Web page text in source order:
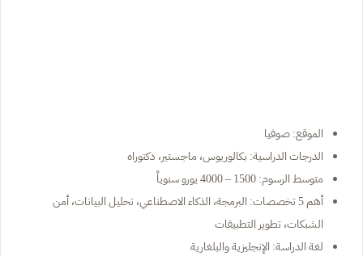
الموقع: صوفيا
الدرجات الدراسية: بكالوريوس، ماجستير، دكتوراه
متوسط الرسوم: 1500 – 4000 يورو سنوياً
أهم 5 تخصصات: البرمجة، الذكاء الاصطناعي، تحليل البيانات، أمن
الشبكات، تطوير التطبيقات
لغة الدراسة: الإنجليزية والبلغارية